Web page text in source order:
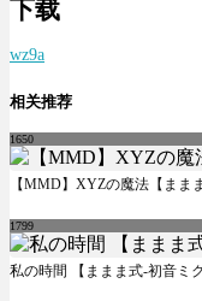
下载
wz9a
相关推荐
1650
【MMD】XYZの魔法【まま
1799
私の時間 【ままま式-初音ミ